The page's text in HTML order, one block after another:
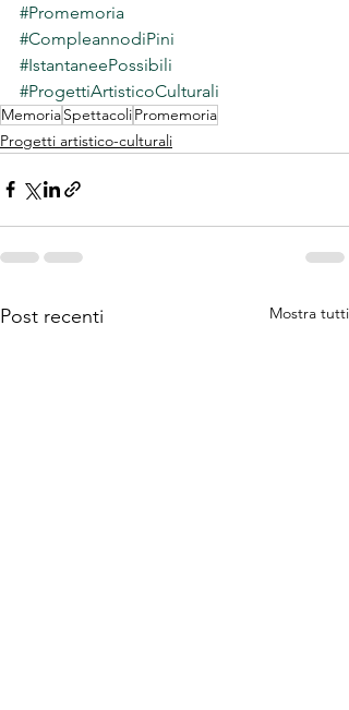
#Promemoria
#CompleannodiPini
#IstantaneePossibili
#ProgettiArtisticoCulturali
MemoriaSpettacoliPromemoria
Progetti artistico-culturali
Post recenti Mostra tutti